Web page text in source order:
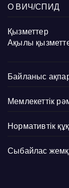
О ВИЧ/СПИД
Қызметтер
Ақылы
Байланыс
Мемлекеттік
Нормативтік
Сыбайлас